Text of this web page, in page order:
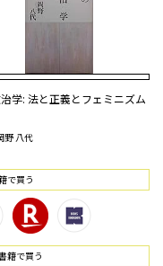
学: 法と正義とフェミニズム
野 八代
で買う
籍で買う